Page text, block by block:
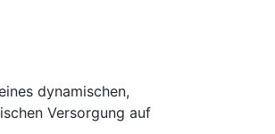
dynamischen,
Versorgung auf